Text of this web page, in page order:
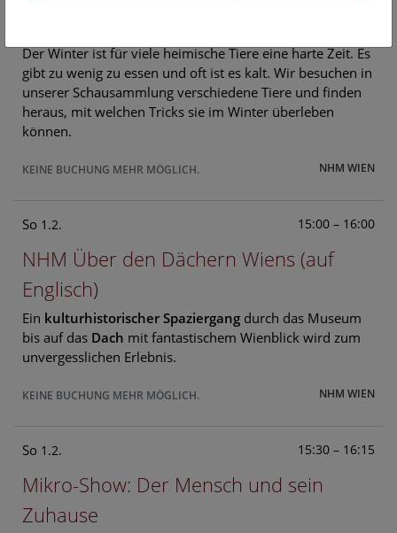
Der Winter ist für viele heimische Tiere eine harte Zeit. Es
gibt zu wenig zu essen und oft ist es kalt. Wir besuchen in
unserer Schausammlung verschiedene Tiere und finden
heraus, mit welchen Tricks sie im Winter überleben
können.
NHM WIEN
KEINE BUCHUNG MEHR MÖGLICH.
So 1.2. 15:00 – 16:00
NHM Über den Dächern Wiens (auf
Englisch)
Ein kulturhistorischer Spaziergang durch das Museum
bis auf das Dach mit fantastischem Wienblick wird zum
unvergesslichen Erlebnis.
NHM WIEN
KEINE BUCHUNG MEHR MÖGLICH.
So 1.2. 15:30 – 16:15
Mikro-Show: Der Mensch und sein
Zuhause